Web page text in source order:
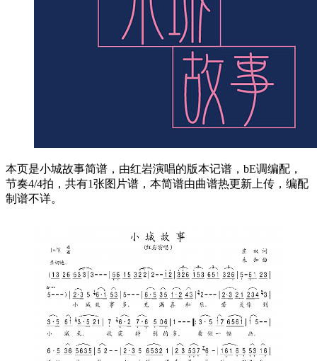
本页是小城故事简谱，由红岩演唱的版本记谱，bE调编配，
节奏4/4拍，共有1张图片谱，本简谱由曲谱热更新上传，编配
制谱不详。